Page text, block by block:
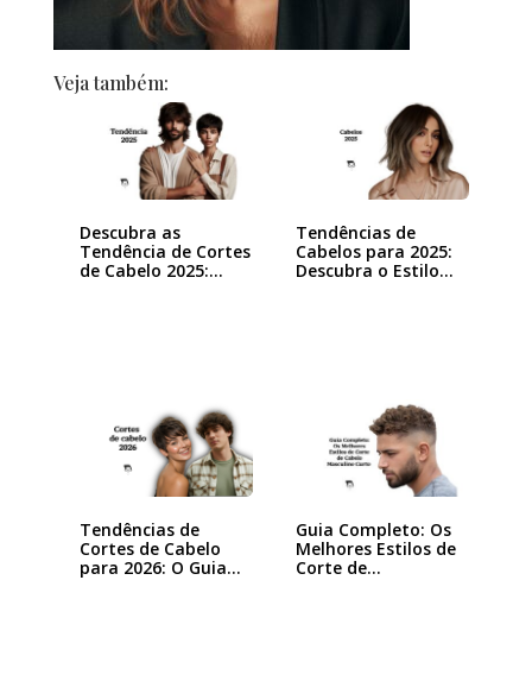
Veja também:
Descubra as
Tendência de Cortes
de Cabelo 2025:…
Tendências de
Cabelos para 2025:
Descubra o Estilo…
Tendências de
Cortes de Cabelo
para 2026: O Guia…
Guia Completo: Os
Melhores Estilos de
Corte de…